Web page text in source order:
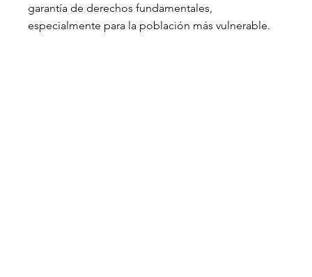
garantía de derechos fundamentales,
especialmente para la población más vulnerable.